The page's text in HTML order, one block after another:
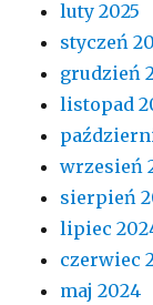
luty 2025
styczeń
grudzień
listopad
wrzesień
sierpień
lipiec
czerwiec
maj 2024